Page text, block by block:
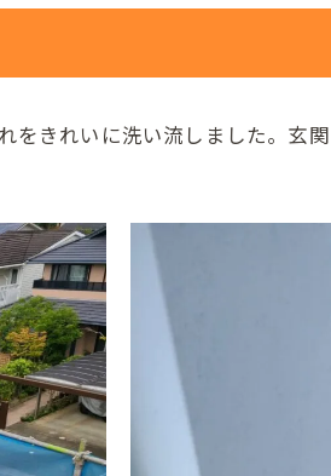
きれいに洗い流しました。玄